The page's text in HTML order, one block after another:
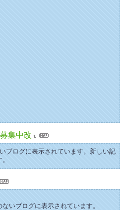
集中改
ブログに表示されています。新しい記
いブログに表示されています。